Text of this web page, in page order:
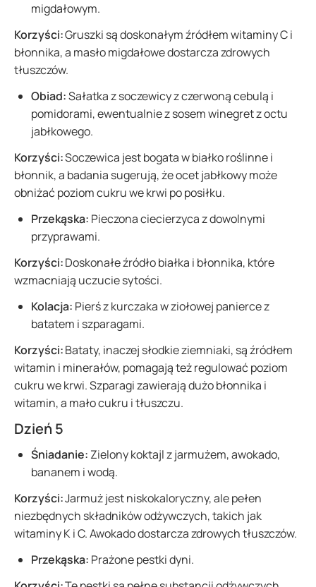
migdałowym.
Korzyści:Gruszki są doskonałym źródłem witaminy C i
błonnika, a masło migdałowe dostarcza zdrowych
tłuszczów.
Obiad:Sałatka z soczewicy z czerwoną cebulą i
pomidorami, ewentualnie z sosem winegret z octu
jabłkowego.
Korzyści:Soczewica jest bogata w białko roślinne i
błonnik, a badania sugerują, że ocet jabłkowy może
obniżać poziom cukru we krwi po posiłku.
Przekąska: Pieczona ciecierzyca z dowolnymi
przyprawami.
Korzyści:Doskonałe źródło białka i błonnika, które
wzmacniają uczucie sytości.
Kolacja: Pierś z kurczaka w ziołowej panierce z
batatem i szparagami.
Korzyści:Bataty, inaczej słodkie ziemniaki, są źródłem
witamin i minerałów, pomagają też regulować poziom
cukru we krwi. Szparagi zawierają dużo błonnika i
witamin, a mało cukru i tłuszczu.
Dzień 5
Śniadanie: Zielony koktajl z jarmużem, awokado,
bananem i wodą.
Korzyści:Jarmuż jest niskokaloryczny, ale pełen
niezbędnych składników odżywczych, takich jak
witaminy K i C. Awokado dostarcza zdrowych tłuszczów.
Przekąska: Prażone pestki dyni.